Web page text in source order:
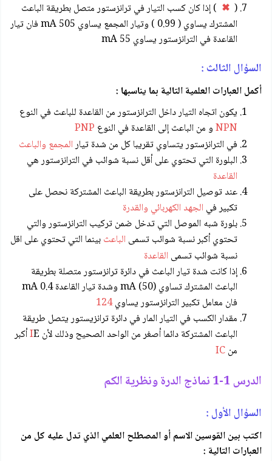
(
✖ ) إذا كان كسب التيار في ترانزستور متصل بطريقة الباعث
المشترك يساوي ( 0.99 ) وتيار المجمع يساوي mA 505 فان تيار
القاعدة في الترانزستور يساوي mA 55
السؤال الثالث :
أكمل العبارات العلمية التالية بما يناسبها :
يكون اتجاه التيار داخل الترانزستور من القاعدة للباعث في النوع
NPNو من الباعث إلى القاعدة في النوع PNP
في الترانزستور يتساوي تقريبا كل من شدة تيارالمجمع والباعث
البلورة التي تحتوي على أقل نسبة شوائب في الترانزستور هي
القاعدة
عند توصيل الترانزستور بطريقة الباعث المشتركة نحصل على
تكبير في الجهد الكهربائي والقدرة
بلورة شبه الموصل التي تدخل ضمن تركيب الترانزستور والتي
تحتوي أكبر نسبة شوائب تسمى الباعثبينما التي تحتوي على اقل
نسبة شوائب تسمى القاعدة
إذا كانت شدة تيار الباعث في دائرة ترانزستور متصلة بطريقة
الباعث المشترك تساوي (50) mA وشدة تيار القاعدة 0.4 mA
فان معامل تكبير الترانزستور يساوي124
مقدار الكسب في التيار المار في دائرة ترانزیستور يتصل طريقة
الباعث المشتركة دائما أصغر من الواحد الصحيح وذلك لأن
E أكبر
منIC
الدرس 1-1 نماذج الدرة ونظرية الكم
السؤال الأول :
اكتب بين القوسين الاسم أو المصطلح العلمي الذي تدل عليه كل من
العبارات التالية :